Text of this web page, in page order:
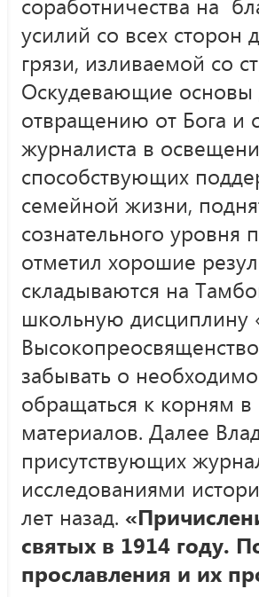
усилий со всех сторон
грязи, изливаемой со
Оскудевающие основы
отвращению от Бога и
журналиста в
способствующих
семейной жизни,
сознательного
отметил хорошие
складываются на
школьную дисциплину
забывать о
обращаться к корням
материалов. Далее
присутствующих
исследованиями
лет назад.
святых в 1914 году.
прославления и их